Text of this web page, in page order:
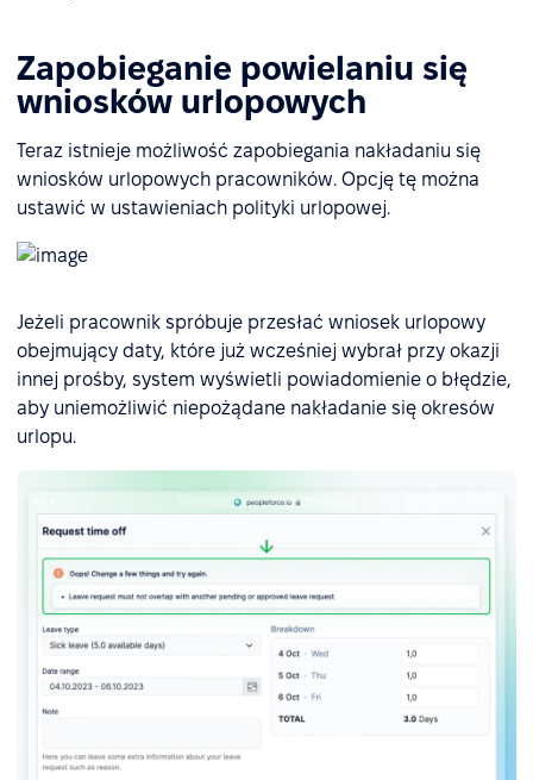
Zapobieganie powielaniu się
wniosków urlopowych
Teraz istnieje możliwość zapobiegania nakładaniu się
wniosków urlopowych pracowników. Opcję tę można
ustawić w ustawieniach polityki urlopowej.
Jeżeli pracownik spróbuje przesłać wniosek urlopowy
obejmujący daty, które już wcześniej wybrał przy okazji
innej prośby, system wyświetli powiadomienie o błędzie,
aby uniemożliwić niepożądane nakładanie się okresów
urlopu.